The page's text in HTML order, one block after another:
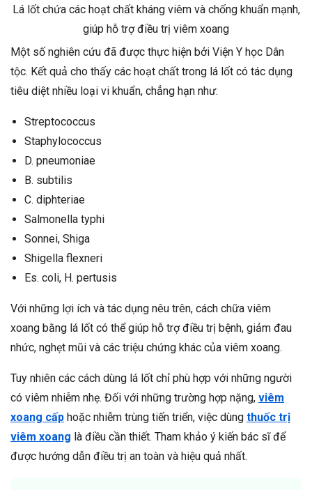
Lá lốt chứa các hoạt chất kháng viêm và chống khuẩn mạnh,
giúp hỗ trợ điều trị viêm xoang
Một số nghiên cứu đã được thực hiện bởi Viện Y học Dân
tộc. Kết quả cho thấy các hoạt chất trong lá lốt có tác dụng
tiêu diệt nhiều loại vi khuẩn, chẳng hạn như:
Streptococcus
Staphylococcus
D. pneumoniae
B. subtilis
C. diphteriae
Salmonella typhi
Sonnei, Shiga
Shigella flexneri
Es. coli, H. pertusis
Với những lợi ích và tác dụng nêu trên, cách chữa viêm
xoang bằng lá lốt có thể giúp hỗ trợ điều trị bệnh, giảm đau
nhức, nghẹt mũi và các triệu chứng khác của viêm xoang.
Tuy nhiên các cách dùng lá lốt chỉ phù hợp với những người
có viêm nhiễm nhẹ. Đối với những trường hợp nặng, viêm
xoang cấp hoặc nhiễm trùng tiến triển, việc dùng thuốc trị
viêm xoang là điều cần thiết. Tham khảo ý kiến bác sĩ để
được hướng dẫn điều trị an toàn và hiệu quả nhất.